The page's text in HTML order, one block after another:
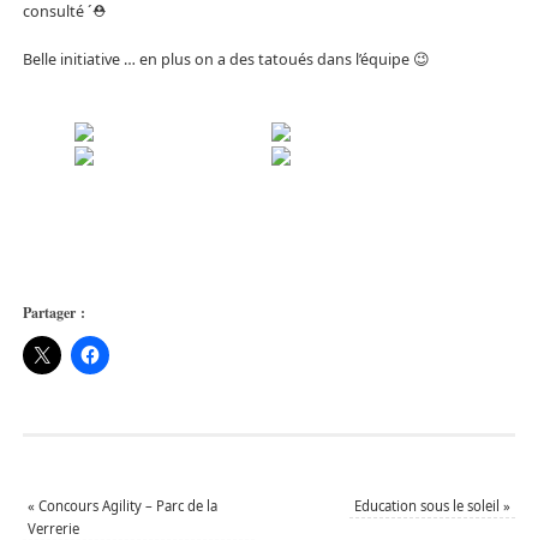
consulté ´⛑
Belle initiative … en plus on a des tatoués dans l’équipe 😉
Partager :
« Concours Agility – Parc de la
Verrerie
Education sous le soleil»